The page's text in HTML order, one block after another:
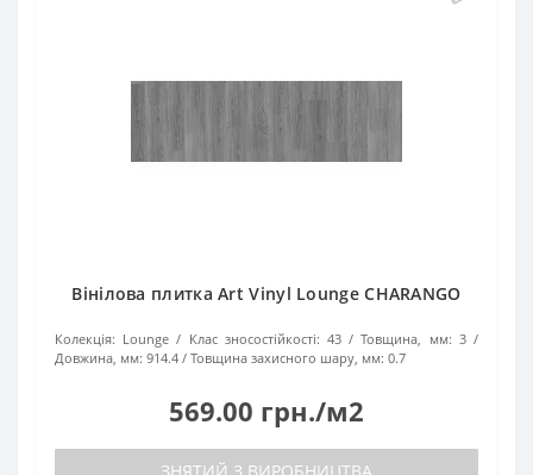
Вінілова плитка Art Vinyl Lounge CHARANGO
Колекція: Lounge Клас зносостійкості: 43 Товщина, мм: 3
Довжина, мм: 914.4 Товщина захисного шару, мм: 0.7
569.00 грн./м2